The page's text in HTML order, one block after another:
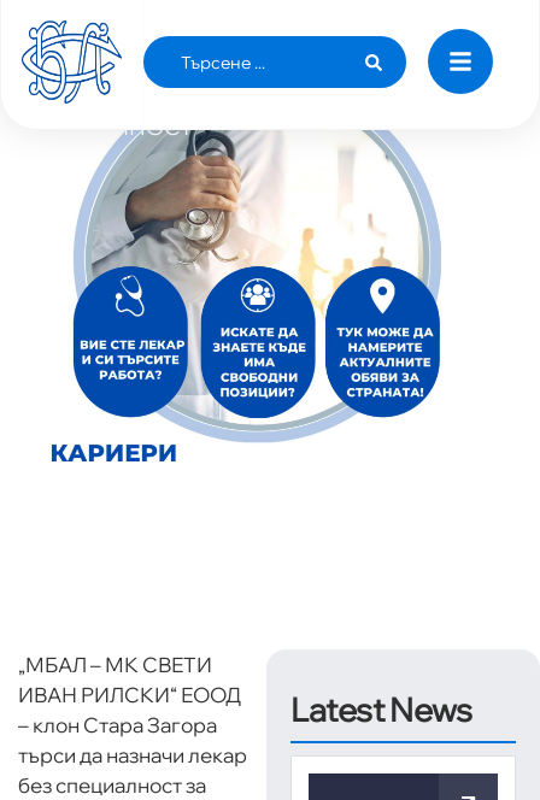
„МБАЛ - МК СВ. ИВАН РИЛСКИ“ - СТ. ЗАГОРА
ТЪРСИ ДА НАЗНАЧИ ЛЕКАР БЕЗ
СПЕЦИАЛНОСТ
„МБАЛ – МК СВЕТИ
ИВАН РИЛСКИ“ ЕООД
– клон Стара Загора
търси да назначи лекар
без специалност за
Latest News